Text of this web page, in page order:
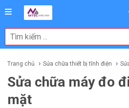
Trang chủ Sửa chữa thiết bị tĩnh điện
Sửa chữa máy đo
mặt